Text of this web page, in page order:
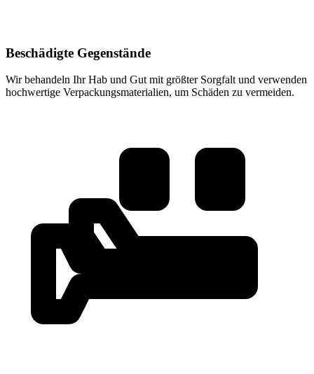
Beschädigte Gegenstände
Wir behandeln Ihr Hab und Gut mit größter Sorgfalt und verwenden
hochwertige Verpackungsmaterialien, um Schäden zu vermeiden.